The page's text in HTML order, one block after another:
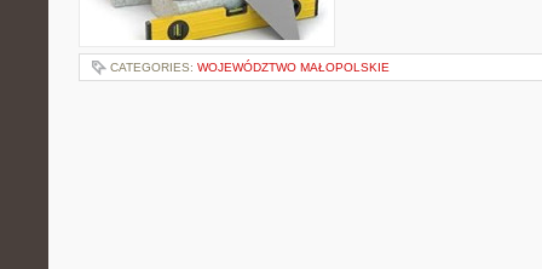
CATEGORIES: WOJEWÓDZTWO MAŁOPOLSKIE